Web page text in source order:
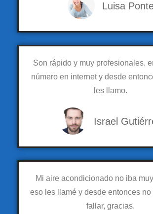
Luisa
Son rápido y muy profesionales.
número en internet y desde
les llamo.
Israel
Mi aire acondicionado no iba
eso les llamé y desde entonces no
fallar, gracias.